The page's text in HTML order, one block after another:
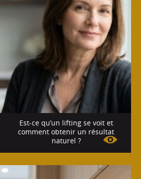
Est-ce qu’un lifting se voit et
comment obtenir un résultat
naturel ?
Voir l'article